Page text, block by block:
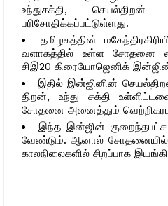
உந்துசக்தி, செயல்திறன்
பரிசோதிக்கப்பட்டுள்ளது.
தமிழகத்தின்
வளாகத்தில் உள்ள சோதனை
சிஇ20 கிரையோஜெனிக்
இதில் இன்ஜினின்
திறன், உந்து சக்தி
சோதனை அனைத்தும் வெற்றிகரமாக
இந்த இன்ஜின்
வேண்டும். ஆனால் சோதனையில்,
காலநிலைகளில் சிறப்பாக